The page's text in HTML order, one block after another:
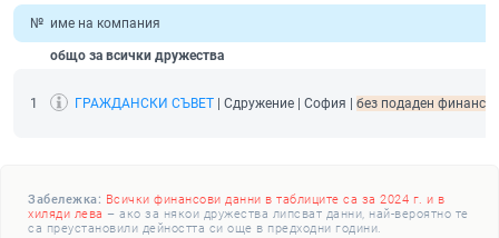
№ име на компания
общо за всички дружества
1 ГРАЖДАНСКИ СЪВЕТ | Сдружение | София | без подаден
Забележка: Всички финансови данни в таблиците са за 2024 г. и в
хиляди лева – ако за някои дружества липсват данни, най-вероятно те
са преустановили дейността си още в предходни години.